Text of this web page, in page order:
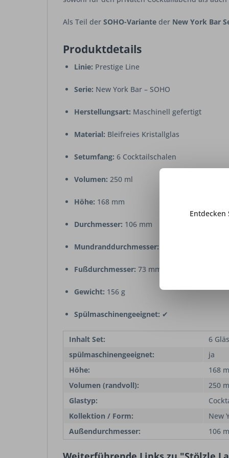
Als Teil der SOHO-Variante der New York Bar
Produktdetails
Linie: Prestige Line
Serie: New York Bar – SOHO
Herstellungsart: Maschinell gefertigt
Material: Bleifreies Kristallglas
Setumfang: 6 Cocktailschalen
Volumen: 250 ml
Höhe: 168 mm
Durchmesser: 106 mm
Mundranddurchmesser:
Fußdurchmesser: 73 mm
Gewicht: 156 g
Spülmaschinengeeignet: ✔
Inhalt Set:
6
spülmaschinengeeignet:
ja
Höhe:
168
Volumen (randvoll):
250
Glastyp:
Kollektion / Form:
New
Außendurchmesser:
106
Entdecken